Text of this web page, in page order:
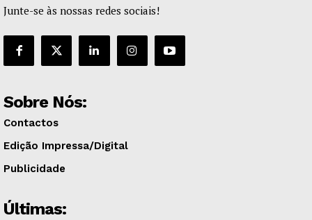
Junte-se às nossas redes sociais!
Sobre Nós:
Contactos
Edição Impressa/Digital
Publicidade
Últimas: